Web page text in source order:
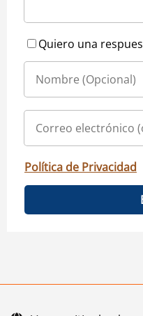
Quiero una
Política de Privacidad